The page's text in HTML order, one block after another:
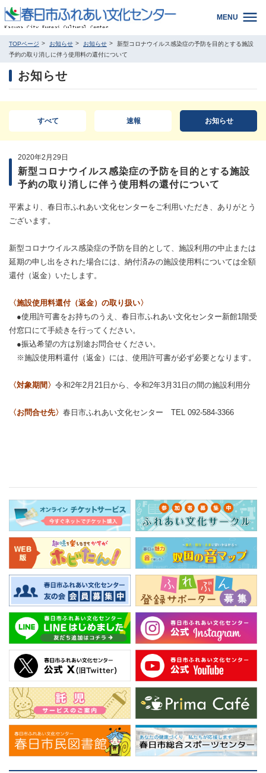
MENU
TOPページ お知らせ お知らせ
新型コロナウイルス感染症の予防を目的とする施設
予約の取り消しに伴う使用料の還付について
お知らせ
すべて 速報 お知らせ
2020年2月29日
新型コロナウイルス感染症の予防を目的とする施設
予約の取り消しに伴う使用料の還付について
平素より、春日市ふれあい文化センターをご利用いただき、ありがとう
ございます。
新型コロナウイルス感染症の予防を目的として、施設利用の中止または
延期の申し出をされた場合には、納付済みの施設使用料については全額
還付（返金）いたします。
〈施設使用料還付（返金）の取り扱い〉
●使用許可書をお持ちのうえ、春日市ふれあい文化センター新館1階受
付窓口にて手続きを行ってください。
●振込希望の方は別途お問合せください。
※施設使用料還付（返金）には、使用許可書が必ず必要となります。
〈対象期間〉 令和2年2月21日から、令和2年3月31日の間の施設利用分
〈お問合せ先〉 春日市ふれあい文化センター TEL 092-584-3366